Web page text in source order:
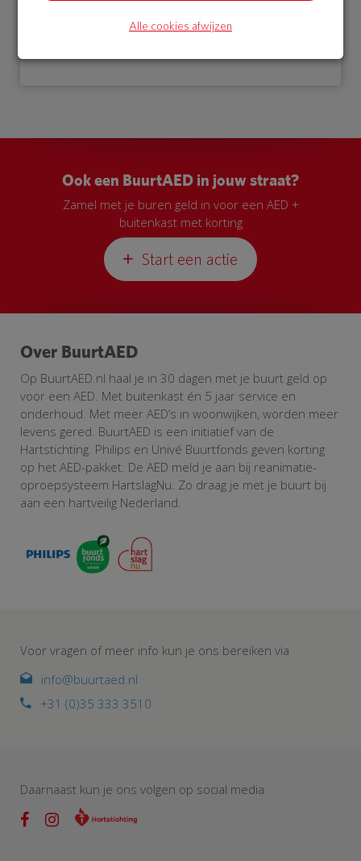
Ook een BuurtAED in jouw straat?
Zamel met je buren geld in voor een AED +
buitenkast met korting
Start een actie
Over BuurtAED
Op BuurtAED.nl haal je in 30 dagen met je buurt geld op
voor een AED. Met buitenkast én 5 jaar service en
onderhoud. Met meer AED’s in woonwijken, worden meer
levens gered. BuurtAED is een initiatief van de
Hartstichting. Philips en Univé Buurtfonds geven korting
op het AED-pakket. De AED meld je aan bij reanimatie-
oproepsysteem HartslagNu. Zo draag je met je buurt bij
aan een hartveilig Nederland.
Voor vragen of meer info kun je ons bereiken via
info@buurtaed.nl
+31 (0)35 333 3510
Daarnaast kun je ons volgen op social media
Alle cookies afwijzen